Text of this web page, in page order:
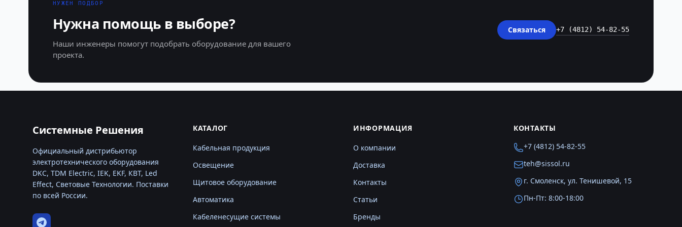
НУЖЕН ПОДБОР
Нужна помощь в выборе?
Наши инженеры помогут подобрать оборудование для вашего
проекта.
Связаться +7 (4812) 54-82-55
Системные Решения
Официальный дистрибьютор
электротехнического оборудования
DKC, TDM Electric, IEK, EKF, КВТ, Led
Effect, Световые Технологии. Поставки
по всей России.
КАТАЛОГ
Кабельная продукция
Освещение
Щитовое оборудование
Автоматика
Кабеленесущие системы
ИНФОРМАЦИЯ
О компании
Доставка
Контакты
Статьи
Бренды
КОНТАКТЫ
+7 (4812) 54-82-55
teh@sissol.ru
г. Смоленск, ул. Тенишевой, 15
Пн-Пт: 8:00-18:00